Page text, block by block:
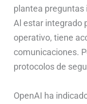
plantea
Al estar integrado
operativo, tiene
comunicaciones.
protocolos de
OpenAI ha